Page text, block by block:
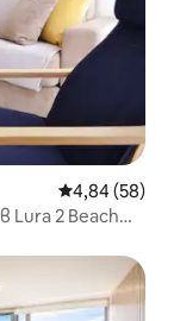
Средна
4,84 (58)
Lura 2 Beach